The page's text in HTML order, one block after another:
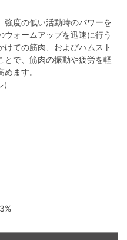
強度の低い活動時のパワーを
ォームアップを迅速に行う
ての筋肉、およびハムスト
とで、筋肉の振動や疲労を軽
ます。